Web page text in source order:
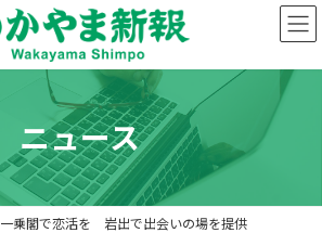
ニュース
一乗閣で恋活を 岩出で出会いの場を提供